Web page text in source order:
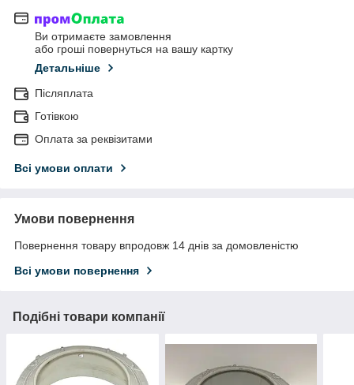
Ви отримаєте замовлення
або гроші повернуться на вашу картку
Детальніше
Післяплата
Готівкою
Оплата за реквізитами
Всі умови оплати
Умови повернення
Повернення товару впродовж 14 днів за домовленістю
Всі умови повернення
Подібні товари компанії